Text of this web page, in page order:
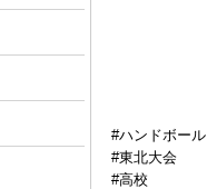
#ハンドボール
#東北大会
#高校